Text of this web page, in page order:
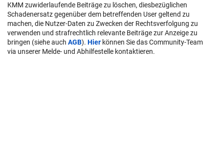
KMM zuwiderlaufende Beiträge zu löschen, diesbezüglichen
Schadenersatz gegenüber dem betreffenden User geltend zu
machen, die Nutzer-Daten zu Zwecken der Rechtsverfolgung zu
verwenden und strafrechtlich relevante Beiträge zur Anzeige zu
bringen (siehe auch AGB). Hier können Sie das Community-Team
via unserer Melde- und Abhilfestelle kontaktieren.